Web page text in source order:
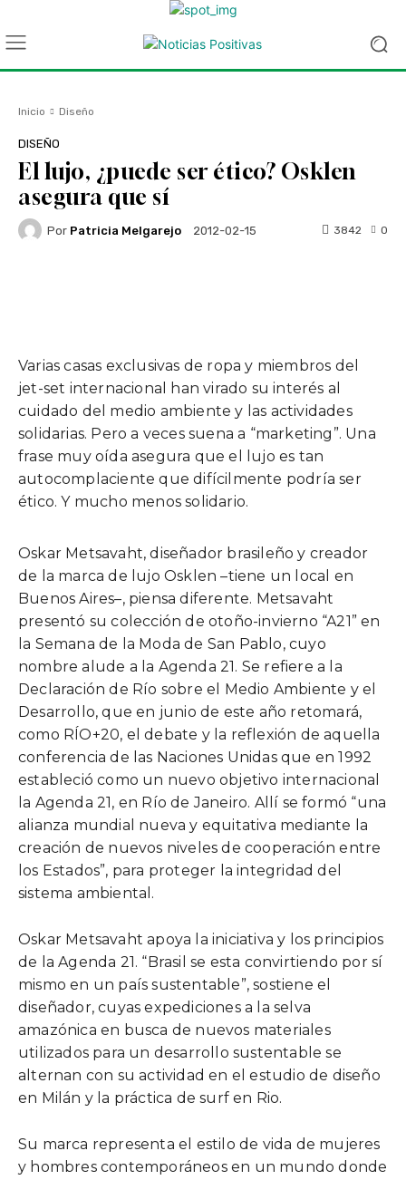
Inicio Diseño
DISEÑO
El lujo, ¿puede ser ético? Osklen
asegura que sí
Por Patricia Melgarejo 2012-02-15 0
3842
Varias casas exclusivas de ropa y miembros del
jet-set internacional han virado su interés al
cuidado del medio ambiente y las actividades
solidarias. Pero a veces suena a “marketing”. Una
frase muy oída asegura que el lujo es tan
autocomplaciente que difícilmente podría ser
ético. Y mucho menos solidario.
Oskar Metsavaht, diseñador brasileño y creador
de la marca de lujo Osklen –tiene un local en
Buenos Aires–, piensa diferente. Metsavaht
presentó su colección de otoño-invierno “A21” en
la Semana de la Moda de San Pablo, cuyo
nombre alude a la Agenda 21. Se refiere a la
Declaración de Río sobre el Medio Ambiente y el
Desarrollo, que en junio de este año retomará,
como RÍO+20, el debate y la reflexión de aquella
conferencia de las Naciones Unidas que en 1992
estableció como un nuevo objetivo internacional
la Agenda 21, en Río de Janeiro. Allí se formó “una
alianza mundial nueva y equitativa mediante la
creación de nuevos niveles de cooperación entre
los Estados”, para proteger la integridad del
sistema ambiental.
Oskar Metsavaht apoya la iniciativa y los principios
de la Agenda 21. “Brasil se esta convirtiendo por sí
mismo en un país sustentable”, sostiene el
diseñador, cuyas expediciones a la selva
amazónica en busca de nuevos materiales
utilizados para un desarrollo sustentable se
alternan con su actividad en el estudio de diseño
en Milán y la práctica de surf en Rio.
Su marca representa el estilo de vida de mujeres
y hombres contemporáneos en un mundo donde